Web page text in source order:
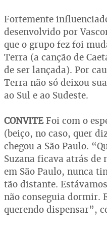
Fortemente
desenvolvido por
que o grupo fez foi
Terra (a canção de
de ser lançada). Por
Terra não só deixou
ao Sul e ao Sudeste.
CONVITEFoi com o
(beiço, no caso, quer
chegou a São Paulo.
Suzana ficava atrás
em São Paulo, nunca
tão distante.
não conseguia dormir.
querendo dispensar”,